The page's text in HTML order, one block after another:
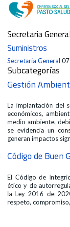
Secretaria General
Suministros
Secretaria General
Subcategorías
Gestión
La implantación del
económicos,
medio ambiente,
se evidencia un
generan impactos
Código de Buen
El Código de
ético y de
la Ley 2016 de
respeto,